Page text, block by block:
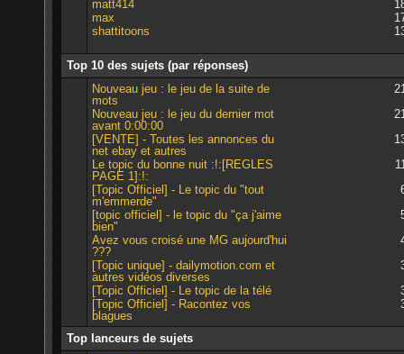
matt414
max
shattitoons
Top 10 des sujets (par réponses)
Nouveau jeu : le jeu de la suite de
mots
Nouveau jeu : le jeu du dernier mot
avant 0:00:00
[VENTE] - Toutes les annonces du
net ebay et autres
Le topic du bonne nuit :!:[REGLES
PAGE 1]:!:
[Topic Officiel] - Le topic du "tout
m'emmerde"
[topic officiel] - le topic du "ça j'aime
bien"
Avez vous croisé une MG aujourd'hui
???
[Topic unique] - dailymotion.com et
autres vidéos diverses
[Topic Officiel] - Le topic de la télé
[Topic Officiel] - Racontez vos
blagues
Top lanceurs de sujets